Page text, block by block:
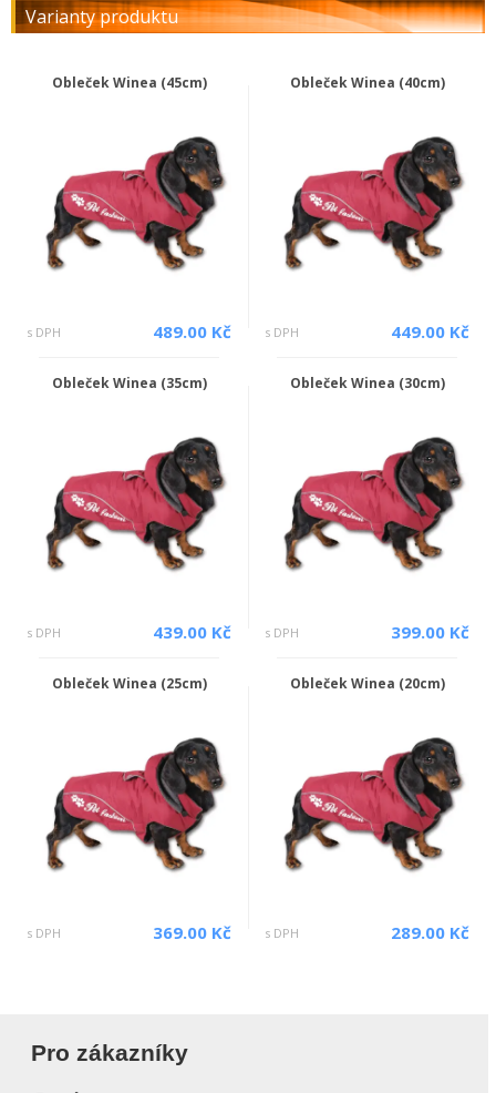
Varianty produktu
Obleček Winea (45cm)
s DPH 489.00 Kč
Obleček Winea (40cm)
s DPH 449.00 Kč
Obleček Winea (35cm)
s DPH 439.00 Kč
Obleček Winea (30cm)
s DPH 399.00 Kč
Obleček Winea (25cm)
s DPH 369.00 Kč
Obleček Winea (20cm)
s DPH 289.00 Kč
Pro zákazníky